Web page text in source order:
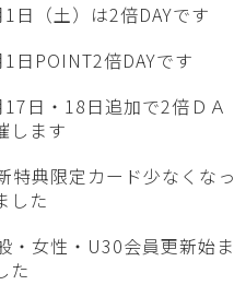
1日（土）は2倍DAYです
日POINT2倍DAYです
17日・18日追加で2倍ＤＡ
します
特典限定カード少なくなっ
した
・女性・U30会員更新始ま
た